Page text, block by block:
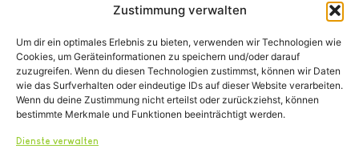
Zustimmung verwalten
Um dir ein optimales Erlebnis zu bieten, verwenden wir Technologien wie
Cookies, um Geräteinformationen zu speichern und/oder darauf
zuzugreifen. Wenn du diesen Technologien zustimmst, können wir Daten
wie das Surfverhalten oder eindeutige IDs auf dieser Website verarbeiten.
Wenn du deine Zustimmung nicht erteilst oder zurückziehst, können
bestimmte Merkmale und Funktionen beeinträchtigt werden.
Dienste verwalten
Datenschutz
Satzung